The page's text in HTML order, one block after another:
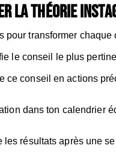
la théorie
pour transformer
le conseil le plus
ce conseil en actions
dans ton calendrier
les résultats après une